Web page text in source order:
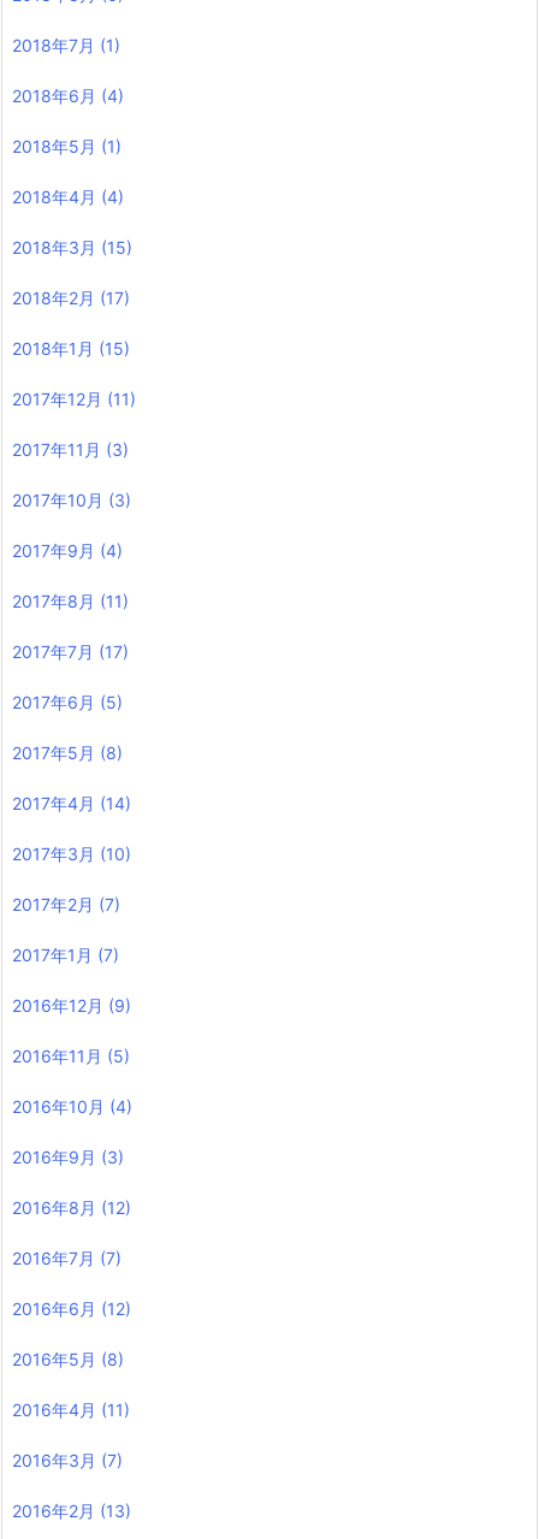
2018年7月 (1)
2018年6月 (4)
2018年5月 (1)
2018年4月 (4)
2018年3月 (15)
2018年2月 (17)
2018年1月 (15)
2017年12月 (11)
2017年11月 (3)
2017年10月 (3)
2017年9月 (4)
2017年8月 (11)
2017年7月 (17)
2017年6月 (5)
2017年5月 (8)
2017年4月 (14)
2017年3月 (10)
2017年2月 (7)
2017年1月 (7)
2016年12月 (9)
2016年11月 (5)
2016年10月 (4)
2016年9月 (3)
2016年8月 (12)
2016年7月 (7)
2016年6月 (12)
2016年5月 (8)
2016年4月 (11)
2016年3月 (7)
2016年2月 (13)